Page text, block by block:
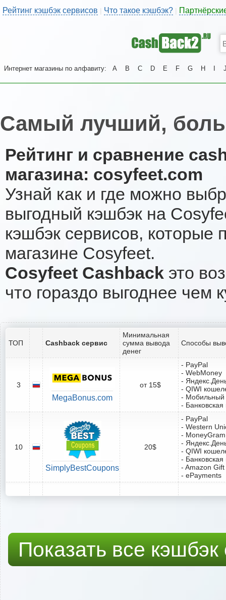
Рейтинг кэшбэк сервисов | Что такое кэшбэк?
Интернет магазины по алфавиту: A B C D E F G H
Самый лучший,
Рейтинг и сравнение
магазина: cosyfeet.com
Узнай как и где можно
выгодный кэшбэк на
кэшбэк сервисов, которые
магазине Cosyfeet.
Cosyfeet Cashback это
что гораздо выгоднее чем
ТОП Cashback сервис
Минимальная
сумма вывода
денег
Способы
3
MegaBonus.com
от 15$
- PayPal
- WebMoney
-
- QIWI
- Мобильный
-
10
SimplyBestCoupons
20$
- PayPal
- Western
- MoneyGram
-
- QIWI
-
- Amazon
- ePayments
Показать все